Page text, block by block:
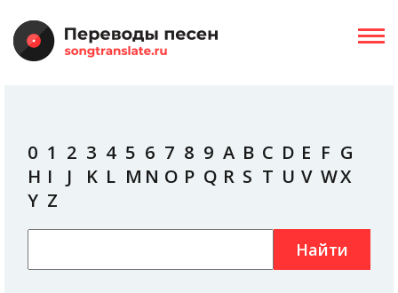
0 1 2 3 4 5 6 7 8 9 A B C D E F G
H I J K L M N O P Q R S T U V WX
Y Z
Найти